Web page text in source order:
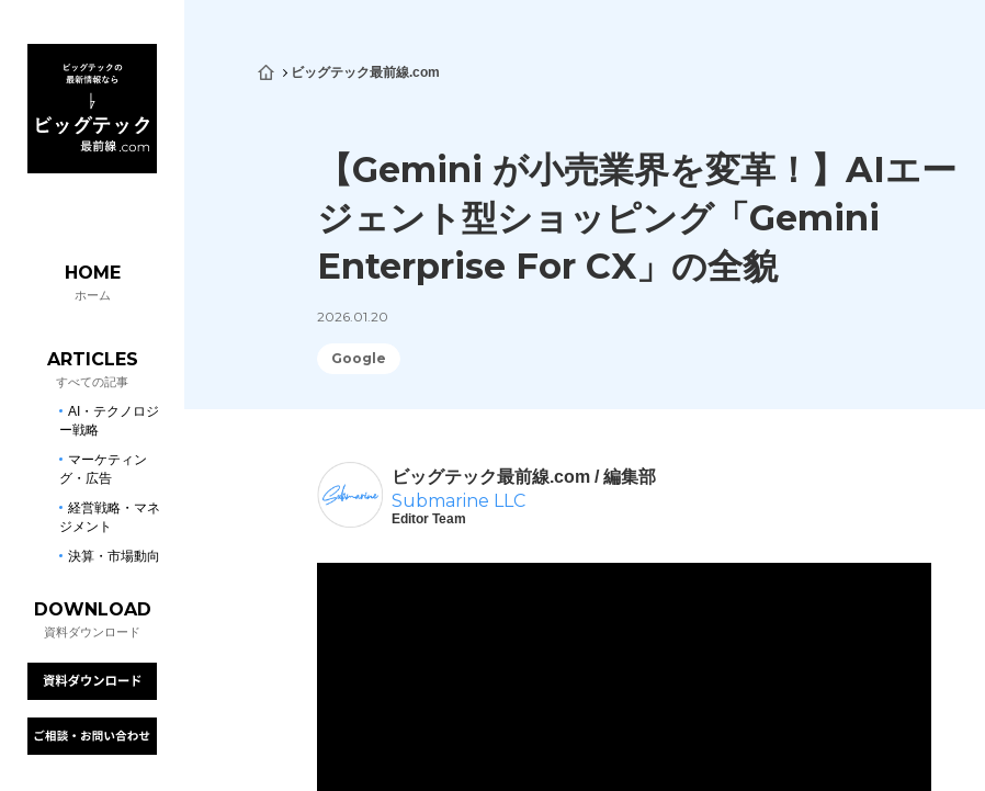
HOME
ホーム
ARTICLES
すべての記事
AI・テクノロジ
ー戦略
マーケティン
グ・広告
経営戦略・マネ
ジメント
決算・市場動向
DOWNLOAD
資料ダウンロード
ビッグテック最前線.com
【Gemini が小売業界を変革！】AIエー
ジェント型ショッピング「Gemini
Enterprise For CX」の全貌
2026.01.20
Google
ビッグテック最前線.com / 編集部
Submarine LLC
Editor Team